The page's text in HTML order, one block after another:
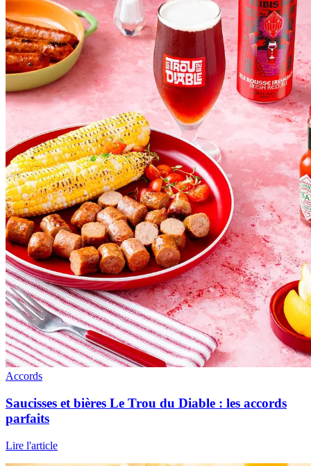
Accords
Saucisses et bières Le Trou du Diable : les accords
parfaits
Lire l'article